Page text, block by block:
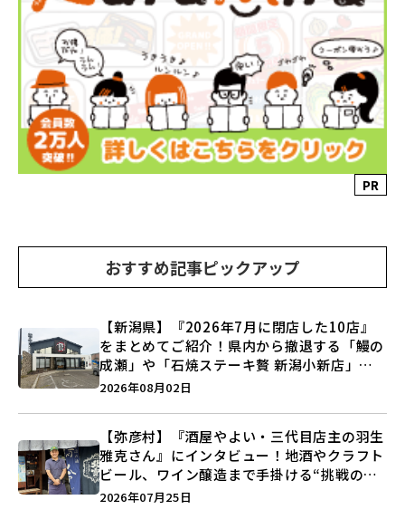
PR
おすすめ記事ピックアップ
【新潟県】『2026年7月に閉店した10店』
をまとめてご紹介！県内から撤退する「鰻の
成瀬」や「石焼ステーキ贅 新潟小新店」が
営業に幕…。
2026年08月02日
【弥彦村】『酒屋やよい・三代目店主の羽生
雅克さん』にインタビュー！地酒やクラフト
ビール、ワイン醸造まで手掛ける“挑戦の歴
史”に迫る♪
2026年07月25日